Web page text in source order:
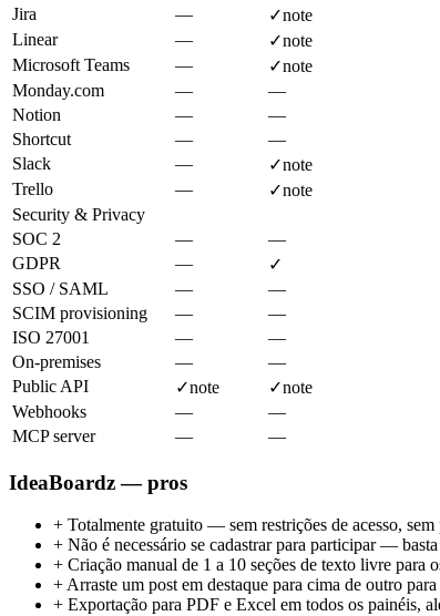
Jira
— ✓note
Linear
— ✓note
Microsoft Teams
— ✓note
Monday.com
—
—
Notion
—
—
Shortcut
—
—
Slack
— ✓note
Trello
— ✓note
Security & Privacy
SOC 2
—
—
GDPR
—
✓
SSO / SAML
—
—
SCIM provisioning
—
—
ISO 27001
—
—
On-premises
—
—
Public API
✓note ✓note
Webhooks
—
—
MCP server
— —
IdeaBoardz — pros
+ Totalmente gratuito — sem restrições de acesso,
+ Não é necessário se cadastrar para participar —
+ Criação manual de 1 a 10 seções de texto livre para
+ Arraste um post em destaque para cima de outro
+ Exportação para PDF e Excel em todos os painéis,